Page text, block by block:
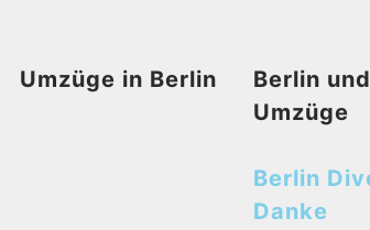
Umzüge in Berlin
Berlin und
Umzüge
Berlin
Danke